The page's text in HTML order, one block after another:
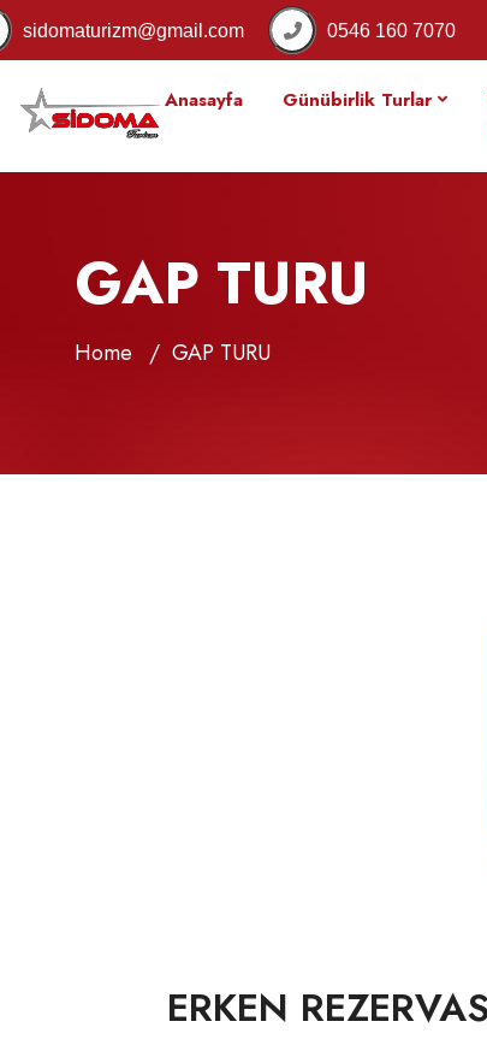
sidomaturizm@gmail.com 0546 160 7070
Anasayfa Günübirlik Turlar
GAP TURU
Home GAP TURU
ERKEN